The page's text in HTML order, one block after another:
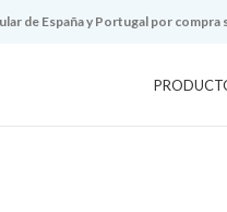
de España y Portugal por compra